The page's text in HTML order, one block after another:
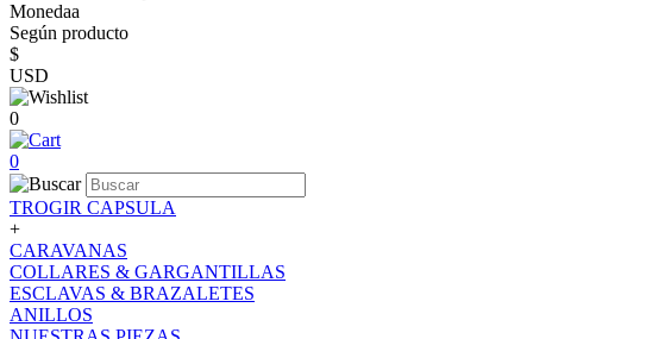
Monedaa
Según producto
$
USD
0
0
TROGIR CAPSULA
+
CARAVANAS
COLLARES & GARGANTILLAS
ESCLAVAS & BRAZALETES
ANILLOS